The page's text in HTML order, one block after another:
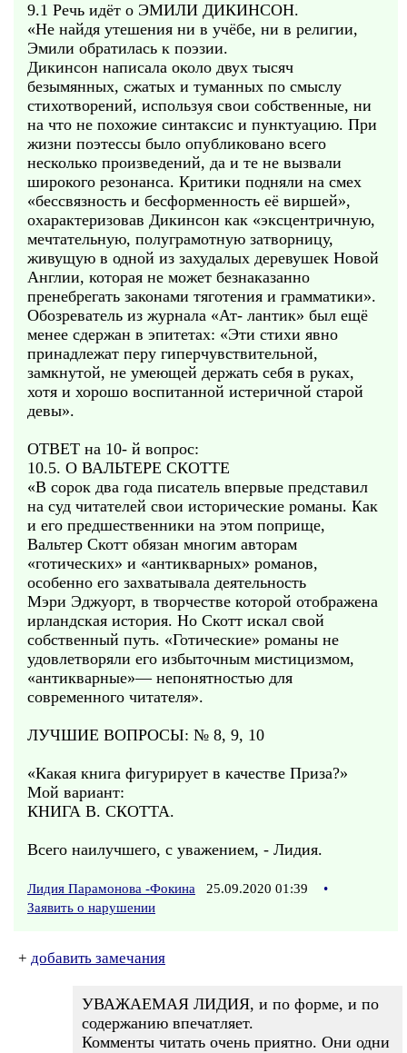
9.1 Речь идёт о ЭМИЛИ ДИКИНСОН.
«Не найдя утешения ни в учёбе, ни в религии,
Эмили обратилась к поэзии.
Дикинсон написала около двух тысяч
безымянных, сжатых и туманных по смыслу
стихотворений, используя свои собственные, ни
на что не похожие синтаксис и пунктуацию. При
жизни поэтессы было опубликовано всего
несколько произведений, да и те не вызвали
широкого резонанса. Критики подняли на смех
«бессвязность и бесформенность её виршей»,
охарактеризовав Дикинсон как «эксцентричную,
мечтательную, полуграмотную затворницу,
живущую в одной из захудалых деревушек Новой
Англии, которая не может безнаказанно
пренебрегать законами тяготения и грамматики».
Обозреватель из журнала «Ат- лантик» был ещё
менее сдержан в эпитетах: «Эти стихи явно
принадлежат перу гиперчувствительной,
замкнутой, не умеющей держать себя в руках,
хотя и хорошо воспитанной истеричной старой
девы».
ОТВЕТ на 10- й вопрос:
10.5. О ВАЛЬТЕРЕ СКОТТЕ
«В сорок два года писатель впервые представил
на суд читателей свои исторические романы. Как
и его предшественники на этом поприще,
Вальтер Скотт обязан многим авторам
«готических» и «антикварных» романов,
особенно его захватывала деятельность
Мэри Эджуорт, в творчестве которой отображена
ирландская история. Но Скотт искал свой
собственный путь. «Готические» романы не
удовлетворяли его избыточным мистицизмом,
«антикварные»— непонятностью для
современного читателя».
ЛУЧШИЕ ВОПРОСЫ: № 8, 9, 10
«Какая книга фигурирует в качестве Приза?»
Мой вариант:
КНИГА В. СКОТТА.
Всего наилучшего, с уважением, - Лидия.
Лидия Парамонова -Фокина 25.09.2020 01:39
•
Заявить о нарушении
+ добавить замечания
УВАЖАЕМАЯ ЛИДИЯ, и по форме, и по
содержанию впечатляет.
Комменты читать очень приятно. Они одни